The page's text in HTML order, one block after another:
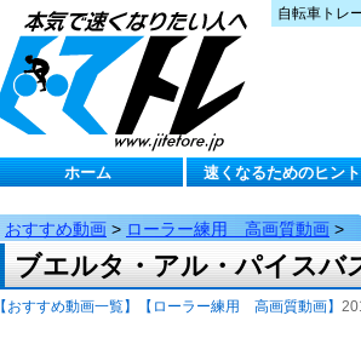
自転車トレ
ホーム 速くなるためのヒント
おすすめ動画 > ローラー練用 高画質動画 >
ブエルタ・アル・パイスバ
【おすすめ動画一覧】 【ローラー練用 高画質動画】